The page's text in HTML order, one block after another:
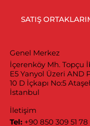
Genel Merkez
İçerenköy Mh. Topçu
E5 Yanyol Üzeri AND
10 D İçkapı No:5
İstanbul
İletişim
Tel: +90 850 309 51 78
SATIŞ